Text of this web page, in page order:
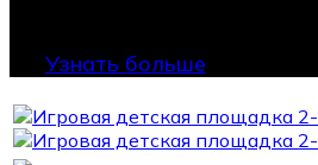
Узнать больше